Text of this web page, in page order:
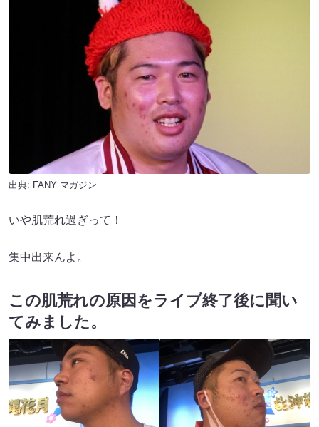
出典: FANY マガジン
いや肌荒れ過ぎって！
集中出来んよ。
この肌荒れの原因をライブ終了後に聞い
てみました。